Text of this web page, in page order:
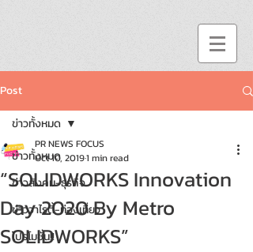
Post
ข่าวทั้งหมด
ข่าวสังคม-ธุรกิจ
ข่าววาไรตี้-ท่องเที่ยว
โปรโมชั่น!!
ข่าวทั้งหมด
“SOLIDWORKS Innovation
Day 2020 By Metro
SOLIDWORKS”
PR NEWS FOCUS
Oct 10, 20191 min read